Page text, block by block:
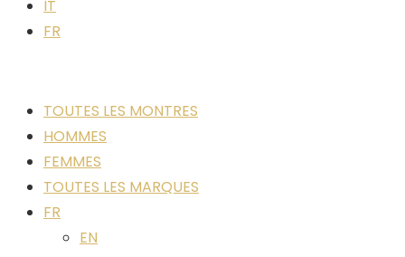
IT
FR
TOUTES LES MONTRES
HOMMES
FEMMES
TOUTES LES MARQUES
FR
EN